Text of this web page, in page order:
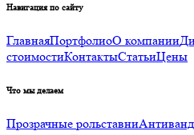
Навигация по сайту
ГлавнаяПортфолиоО компании
стоимостиКонтактыСтатьиЦены
Что мы делаем
Прозрачные рольставни